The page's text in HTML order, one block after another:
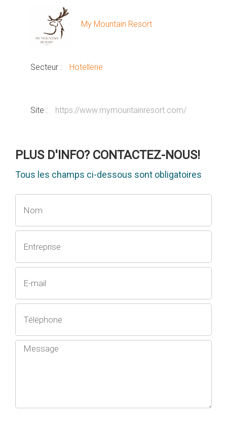
My Mountain Resort
Secteur : Hotellerie
Site : https://www.mymountainresort.com/
PLUS D'INFO? CONTACTEZ-NOUS!
Tous les champs ci-dessous sont obligatoires